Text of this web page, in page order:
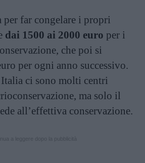
per far congelare i propri
dai 1500 ai 2000 euro per i
che poi si
per ogni anno successivo.
ci sono molti centri
ma solo il
all’effettiva conservazione.